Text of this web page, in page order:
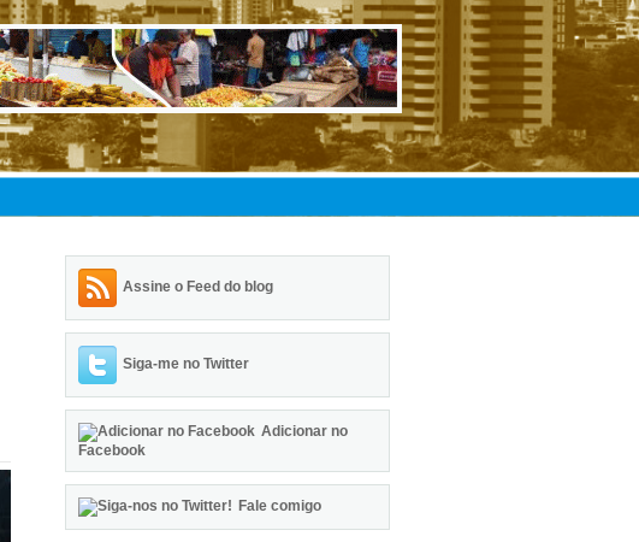
Assine o Feed do blog
Siga-me no Twitter
Adicionar no
Facebook
Fale comigo